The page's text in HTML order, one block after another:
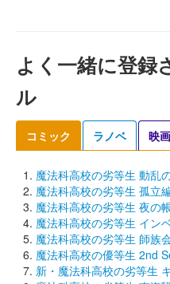
よく一緒に登録
ル
コミック ラノベ 映画
魔法科高校の劣等生 動乱
魔法科高校の劣等生 孤立
魔法科高校の劣等生 夜の
魔法科高校の劣等生 イン
魔法科高校の劣等生 師族
魔法科高校の優等生 2nd
新・魔法科高校の劣等生